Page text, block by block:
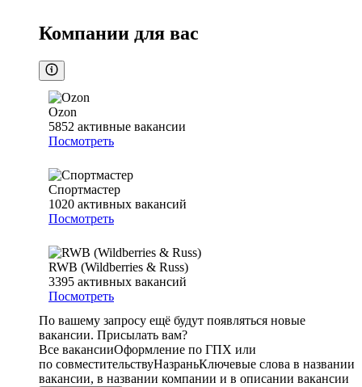
Компании для вас
Ozon
5852 активные вакансии
Посмотреть
Спортмастер
1020 активных вакансий
Посмотреть
RWB (Wildberries & Russ)
3395 активных вакансий
Посмотреть
По вашему запросу ещё будут появляться новые
вакансии. Присылать вам?
Все вакансииОформление по ГПХ или
по совместительствуНазраньКлючевые слова в названии
вакансии, в названии компании и в описании вакансии